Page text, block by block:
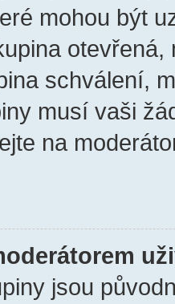
mohou být
schválení,
musí vaši
na
jsou